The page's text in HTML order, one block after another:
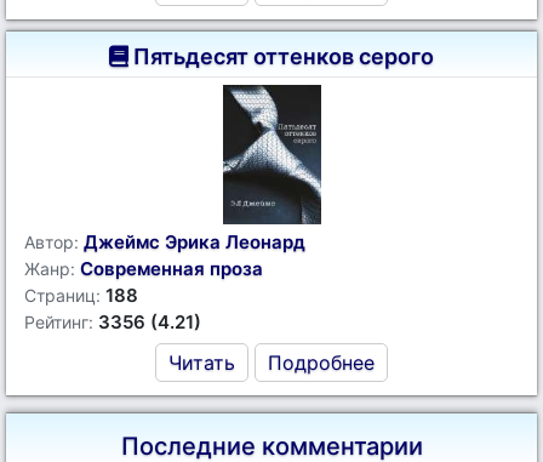
Пятьдесят оттенков серого
Автор: Джеймс Эрика Леонард
Жанр: Современная проза
Страниц: 188
Рейтинг: 3356 (4.21)
Читать Подробнее
Последние комментарии